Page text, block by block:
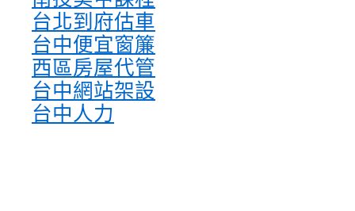
台北到府估車
台中便宜窗簾
西區房屋代管
台中網站架設
台中人力